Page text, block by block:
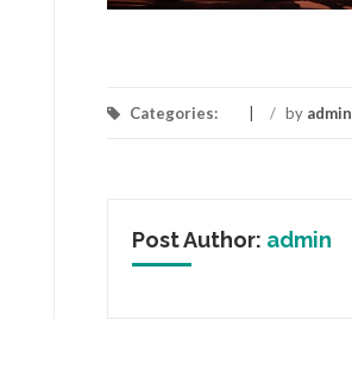
Categories: / by admin
Post Author: admin